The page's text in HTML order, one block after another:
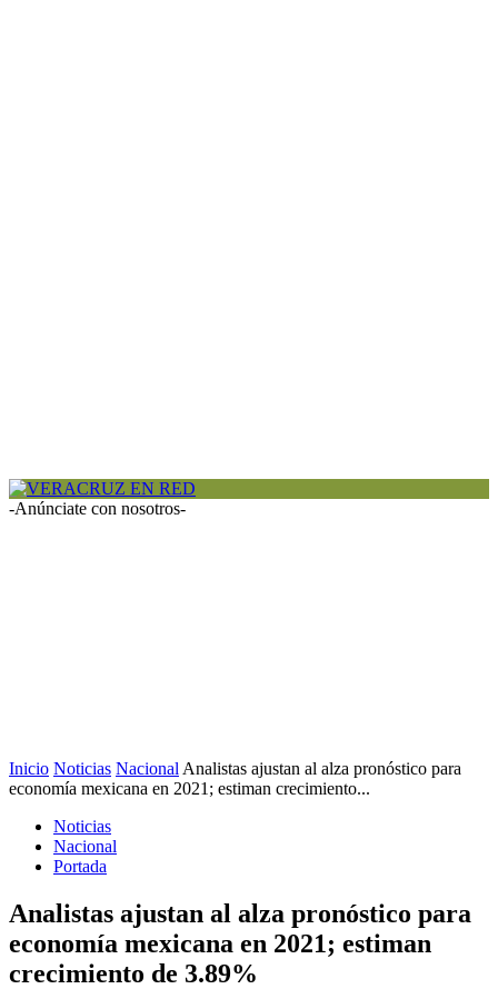
-Anúnciate con nosotros-
Inicio Noticias Nacional Analistas ajustan al alza pronóstico para
economía mexicana en 2021; estiman crecimiento...
Noticias
Nacional
Portada
Analistas ajustan al alza pronóstico para
economía mexicana en 2021; estiman
crecimiento de 3.89%